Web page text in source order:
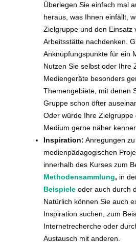
Überlegen Sie einfach mal
heraus, was Ihnen einfällt,
Zielgruppe und den Einsatz
Arbeitsstätte nachdenken.
Anknüpfungspunkte für ein
Nutzen Sie selbst oder Ihre
Mediengeräte besonders
Themengebiete, mit denen
Gruppe schon öfter
Oder würde Ihre Zielgruppe
Medium gerne näher
Inspiration: Anregungen
medienpädagogischen
innerhalb des Kurses zum
Methodensammlung, in
Beispiele oder auch durch
Natürlich können Sie auch
Inspiration suchen, zum
Internetrecherche oder
Austausch mit anderen.